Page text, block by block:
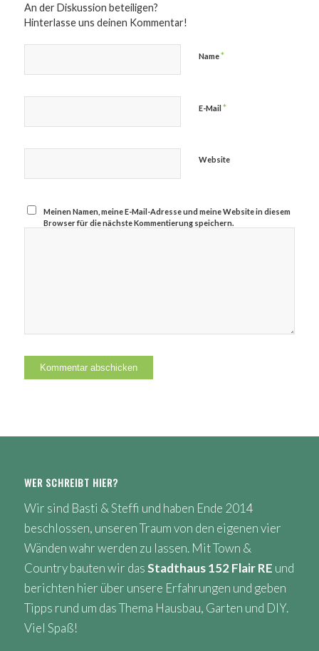
An der Diskussion beteiligen?
Hinterlasse uns deinen Kommentar!
Name*
E-Mail *
Website
Meinen Namen, meine E-Mail-Adresse und meine Website in diesem
Browser für die nächste Kommentierung speichern.
WER SCHREIBT HIER?
Wir sind Basti & Steffi und haben Ende 2014
beschlossen, unseren Traum von den eigenen vier
Wänden wahr werden zu lassen. Mit Town &
Country bauten wir dasStadthaus 152 Flair RE und
berichten hier über unsere Erfahrungen und geben
Tipps rund um das Thema Hausbau, Garten und DIY.
Viel Spaß!